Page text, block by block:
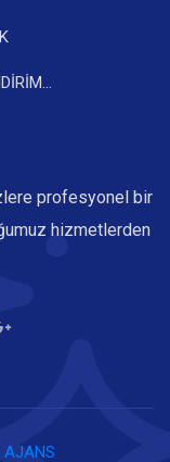
profesyonel bir
hizmetlerden
AJANS